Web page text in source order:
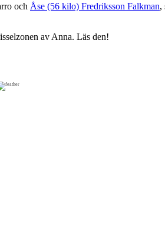
och Åse (56 kilo) Fredriksson Falkman,
av Anna. Läs den!